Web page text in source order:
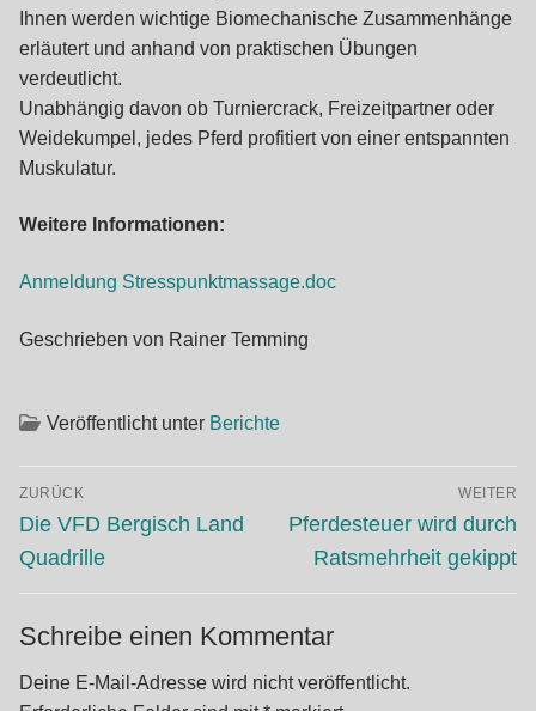
Ihnen werden wichtige Biomechanische Zusammenhänge
erläutert und anhand von praktischen Übungen
verdeutlicht.
Unabhängig davon ob Turniercrack, Freizeitpartner oder
Weidekumpel, jedes Pferd profitiert von einer entspannten
Muskulatur.
Weitere Informationen:
Anmeldung Stresspunktmassage.doc
Geschrieben von Rainer Temming
Veröffentlicht unter Berichte
Beitragsnavigation
ZURÜCK
Vorheriger
Beitrag:
Die VFD Bergisch Land
Quadrille
WEITER
Nächster
Beitrag:
Pferdesteuer wird durch
Ratsmehrheit gekippt
Schreibe einen Kommentar
Deine E-Mail-Adresse wird nicht veröffentlicht.